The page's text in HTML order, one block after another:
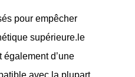
pour empêcher
supérieure. le
d’une
avec la plupart